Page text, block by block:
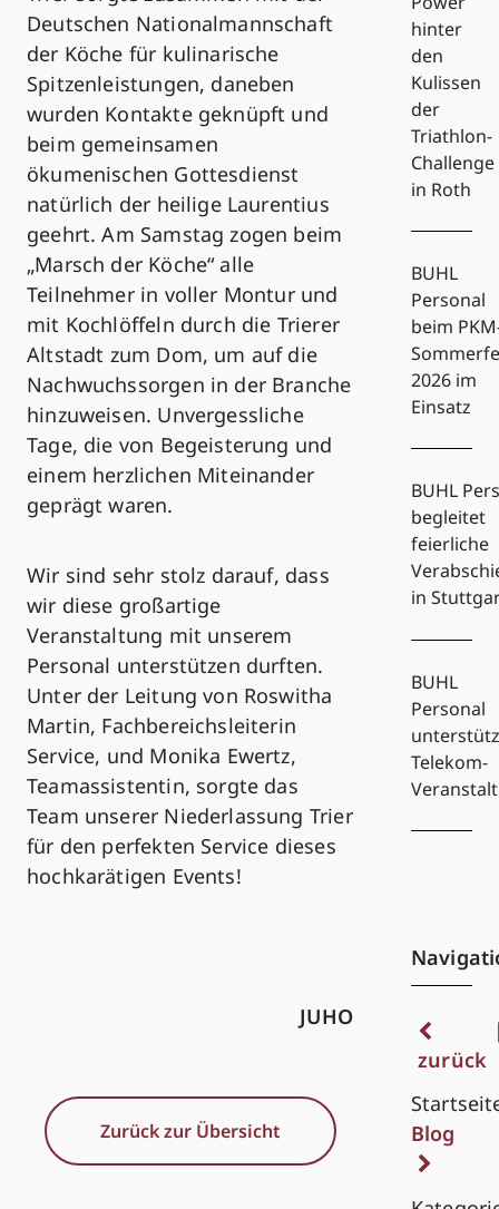
Deutschen Nationalmannschaft
der Köche für kulinarische
Spitzenleistungen, daneben
wurden Kontakte geknüpft und
beim gemeinsamen
ökumenischen Gottesdienst
natürlich der heilige Laurentius
geehrt. Am Samstag zogen beim
„Marsch der Köche“ alle
Teilnehmer in voller Montur und
mit Kochlöffeln durch die Trierer
Altstadt zum Dom, um auf die
Nachwuchssorgen in der Branche
hinzuweisen. Unvergessliche
Tage, die von Begeisterung und
einem herzlichen Miteinander
geprägt waren.
Wir sind sehr stolz darauf, dass
wir diese großartige
Veranstaltung mit unserem
Personal unterstützen durften.
Unter der Leitung von Roswitha
Martin, Fachbereichsleiterin
Service, und Monika Ewertz,
Teamassistentin, sorgte das
Team unserer Niederlassung Trier
für den perfekten Service dieses
hochkarätigen Events!
JUHO
Zurück zur Übersicht
hinter
den
Kulissen
der
Triathlon-
Challenge
in Roth
BUHL
Personal
beim
2026 im
Einsatz
BUHL
begleitet
feierliche
in
BUHL
Personal
Telekom-
zurück
Blog